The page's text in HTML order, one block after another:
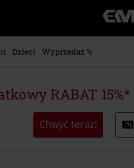
Dzieci Wyprzedaż %
RABAT 15%*
Chwyć teraz!